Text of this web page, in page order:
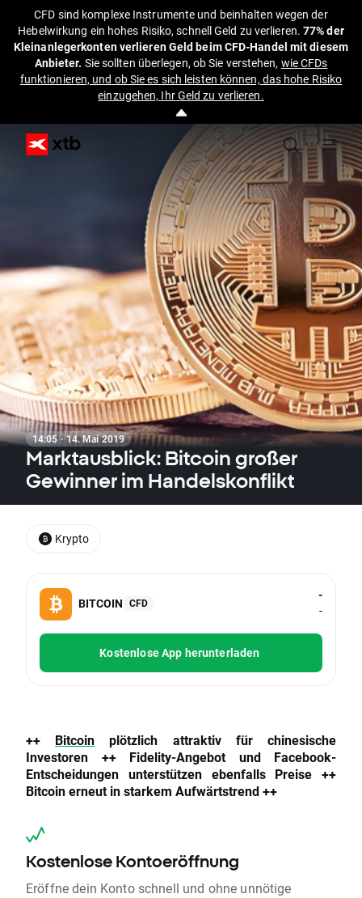
CFD sind komplexe Instrumente und beinhalten wegen der
Hebelwirkung ein hohes Risiko, schnell Geld zu verlieren.77% der
Kleinanlegerkonten verlieren Geld beim CFD-Handel mit diesem
Anbieter. Sie sollten überlegen, ob Sie verstehen, wie CFDs
funktionieren, und ob Sie es sich leisten können, das hohe Risiko
einzugehen, Ihr Geld zu verlieren.
14:05 · 14. Mai 2019
Marktausblick: Bitcoin großer
Gewinner im Handelskonflikt
BITCOIN CFD
-
-
Kostenlose App herunterladen
++ Bitcoin plötzlich attraktiv für chinesische
Investoren ++ Fidelity-Angebot und Facebook-
Entscheidungen unterstützen ebenfalls Preise ++
Bitcoin erneut in starkem Aufwärtstrend ++
Kostenlose Kontoeröffnung
Eröffne dein Konto schnell und ohne unnötige
Krypto